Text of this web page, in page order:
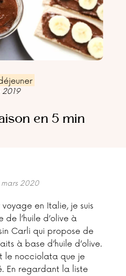
en 5 min
2020
en Italie, je suis
de l’huile d’olive à
Carli qui propose de
à base d’huile d’olive.
le nocciolata que je
En regardant la liste